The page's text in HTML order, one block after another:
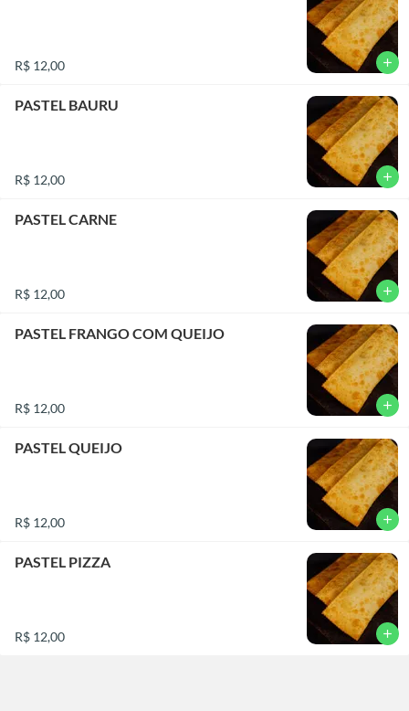
R$ 12,00 add
PASTEL BAURU
R$ 12,00 add
PASTEL CARNE
R$ 12,00 add
PASTEL FRANGO COM QUEIJO
R$ 12,00 add
PASTEL QUEIJO
R$ 12,00 add
PASTEL PIZZA
R$ 12,00 add